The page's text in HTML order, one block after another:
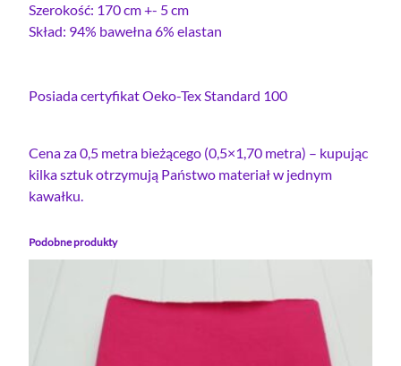
Szerokość: 170 cm +- 5 cm
Skład: 94% bawełna 6% elastan
Posiada certyfikat Oeko-Tex Standard 100
Cena za 0,5 metra bieżącego (0,5×1,70 metra) – kupując
kilka sztuk otrzymują Państwo materiał w jednym
kawałku.
Podobne produkty